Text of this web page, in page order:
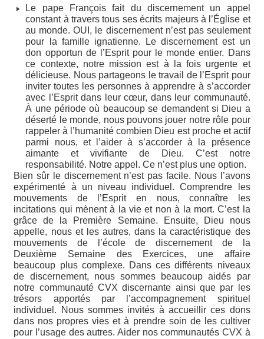
Le pape François fait du discernement un appel
constant à travers tous ses écrits majeurs à l’Église et
au monde. OUI, le discernement n’est pas seulement
pour la famille ignatienne. Le discernement est un
don opportun de l’Esprit pour le monde entier. Dans
ce contexte, notre mission est à la fois urgente et
délicieuse. Nous partageons le travail de l’Esprit pour
inviter toutes les personnes à apprendre à s’accorder
avec l’Esprit dans leur cœur, dans leur communauté.
À une période où beaucoup se demandent si Dieu a
déserté le monde, nous pouvons jouer notre rôle pour
rappeler à l’humanité combien Dieu est proche et actif
parmi nous, et l’aider à s’accorder à la présence
aimante et vivifiante de Dieu. C’est notre
responsabilité. Notre appel. Ce n’est plus une option.
Bien sûr le discernement n’est pas facile. Nous l’avons
expérimenté à un niveau individuel. Comprendre les
mouvements de l’Esprit en nous, connaître les
incitations qui mènent à la vie et non à la mort. C’est la
grâce de la Première Semaine. Ensuite, Dieu nous
appelle, nous et les autres, dans la caractéristique des
mouvements de l’école de discernement de la
Deuxième Semaine des Exercices, une affaire
beaucoup plus complexe. Dans ces différents niveaux
de discernement, nous sommes beaucoup aidés par
notre communauté CVX discernante ainsi que par les
trésors apportés par l’accompagnement spirituel
individuel. Nous sommes invités à accueillir ces dons
dans nos propres vies et à prendre soin de les cultiver
pour l’usage des autres. Aider nos communautés CVX à